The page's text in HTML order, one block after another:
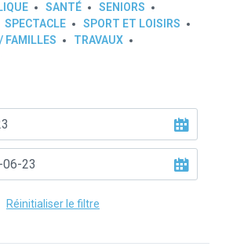
SANTÉ
SENIORS
SPECTACLE
SPORT ET LOISIRS
FAMILLES
TRAVAUX
Réinitialiser le filtre